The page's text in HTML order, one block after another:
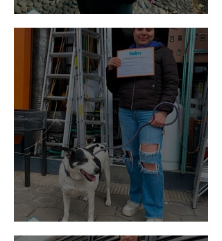
Bellota
Vaquita